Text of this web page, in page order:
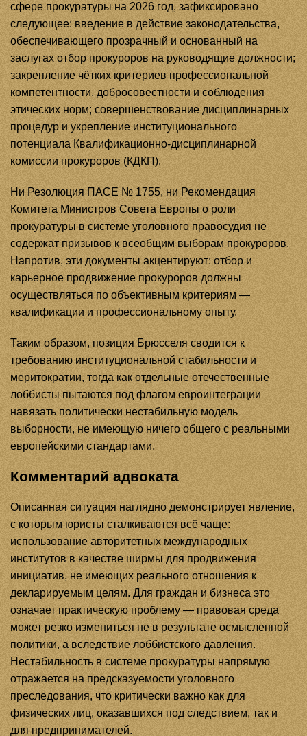
сфере прокуратуры на 2026 год, зафиксировано
следующее: введение в действие законодательства,
обеспечивающего прозрачный и основанный на
заслугах отбор прокуроров на руководящие должности;
закрепление чётких критериев профессиональной
компетентности, добросовестности и соблюдения
этических норм; совершенствование дисциплинарных
процедур и укрепление институционального
потенциала Квалификационно-дисциплинарной
комиссии прокуроров (КДКП).
Ни Резолюция ПАСЕ № 1755, ни Рекомендация
Комитета Министров Совета Европы о роли
прокуратуры в системе уголовного правосудия не
содержат призывов к всеобщим выборам прокуроров.
Напротив, эти документы акцентируют: отбор и
карьерное продвижение прокуроров должны
осуществляться по объективным критериям —
квалификации и профессиональному опыту.
Таким образом, позиция Брюсселя сводится к
требованию институциональной стабильности и
меритократии, тогда как отдельные отечественные
лоббисты пытаются под флагом евроинтеграции
навязать политически нестабильную модель
выборности, не имеющую ничего общего с реальными
европейскими стандартами.
Комментарий адвоката
Описанная ситуация наглядно демонстрирует явление,
с которым юристы сталкиваются всё чаще:
использование авторитетных международных
институтов в качестве ширмы для продвижения
инициатив, не имеющих реального отношения к
декларируемым целям. Для граждан и бизнеса это
означает практическую проблему — правовая среда
может резко измениться не в результате осмысленной
политики, а вследствие лоббистского давления.
Нестабильность в системе прокуратуры напрямую
отражается на предсказуемости уголовного
преследования, что критически важно как для
физических лиц, оказавшихся под следствием, так и
для предпринимателей.